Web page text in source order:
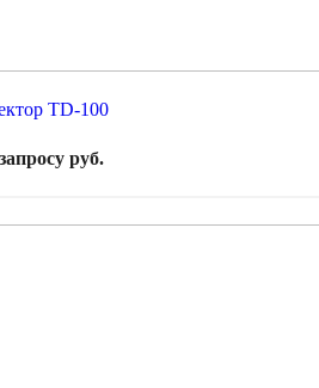
TD-100
руб.